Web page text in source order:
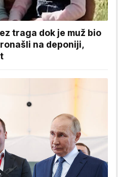
traga dok je muž bio
na deponiji,